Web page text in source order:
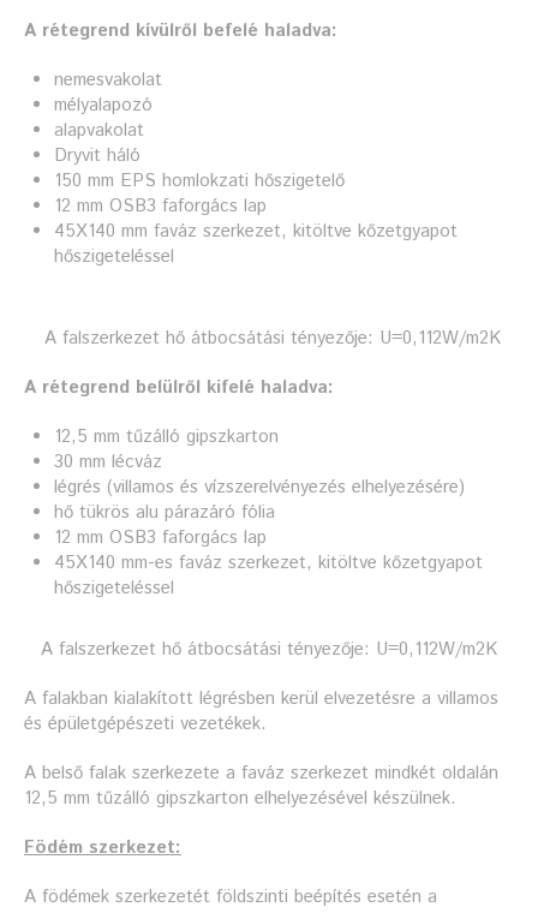
A rétegrend kívülről befelé haladva:
nemesvakolat
mélyalapozó
alapvakolat
Dryvit háló
150 mm EPS homlokzati hőszigetelő
12 mm OSB3 faforgács lap
45X140 mm faváz szerkezet, kitöltve kőzetgyapot
hőszigeteléssel
A falszerkezet hő átbocsátási tényezője: U=0,112W/m2K
A rétegrend belülről kifelé haladva:
12,5 mm tűzálló gipszkarton
30 mm lécváz
légrés (villamos és vízszerelvényezés elhelyezésére)
hő tükrös alu párazáró fólia
12 mm OSB3 faforgács lap
45X140 mm-es faváz szerkezet, kitöltve kőzetgyapot
hőszigeteléssel
A falszerkezet hő átbocsátási tényezője: U=0,112W/m2K
A falakban kialakított légrésben kerül elvezetésre a villamos
és épületgépészeti vezetékek.
A belső falak szerkezete a faváz szerkezet mindkét oldalán
12,5 mm tűzálló gipszkarton elhelyezésével készülnek.
Födém szerkezet:
A födémek szerkezetét földszinti beépítés esetén a